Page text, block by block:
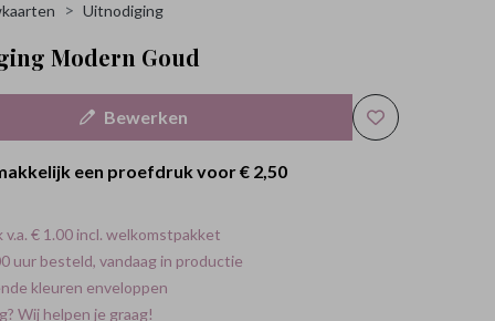
Uitnodiging
Modern Goud
Bewerken
een proefdruk voor€ 2,50
v.a. € 1.00 incl. welkomstpakket
uur besteld, vandaag in productie
kleuren enveloppen
Wij helpen je graag!